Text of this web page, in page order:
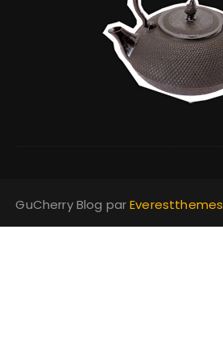
GuCherry Blog parEverestthemes